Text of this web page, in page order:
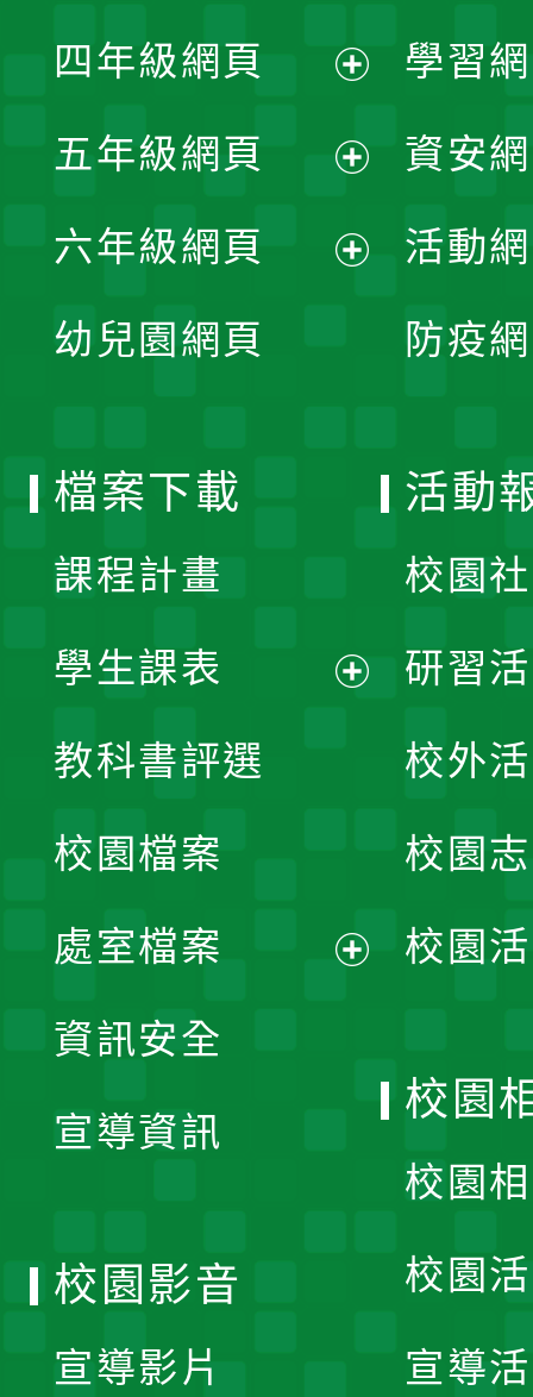
單
選
單
開
選
單
四年級網頁
開
選
五年級網頁
開
六年級網頁
幼兒園網頁
學習
資安
活動
防疫
檔案下載
課程計畫
學生課表
單
教科書評選
校園檔案
處室檔案
資訊安全
宣導資訊
活動
校園
研習
校外
校園
校園
校園
校園
校園
宣導
校園影音
宣導影片